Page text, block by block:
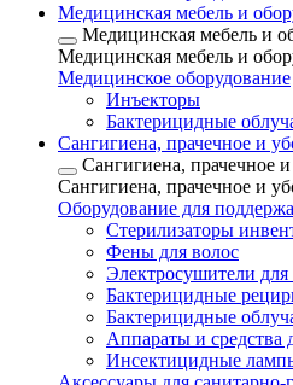
Медицинская мебель и
Медицинская мебель и
Медицинская мебель и
Медицинское оборудование
Инъекторы
Бактерицидные
Сангигиена, прачечное и
Сангигиена, прачечное
Сангигиена, прачечное и
Оборудование для
Стерилизаторы
Фены для волос
Электросушители для
Бактерицидные
Бактерицидные
Аппараты и средства
Инсектицидные